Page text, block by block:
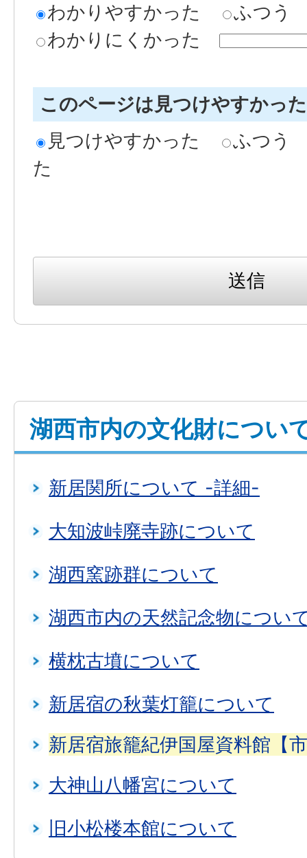
わかりやすかった
ふつう
わかりにくかった
このページは見つけやすかっ
見つけやすかった
ふつう
た
湖西市内の文化財につい
新居関所について -詳細-
大知波峠廃寺跡について
湖西窯跡群について
湖西市内の天然記念物につい
横枕古墳について
新居宿の秋葉灯籠について
新居宿旅籠紀伊国屋資料館【
大神山八幡宮について
旧小松楼本館について